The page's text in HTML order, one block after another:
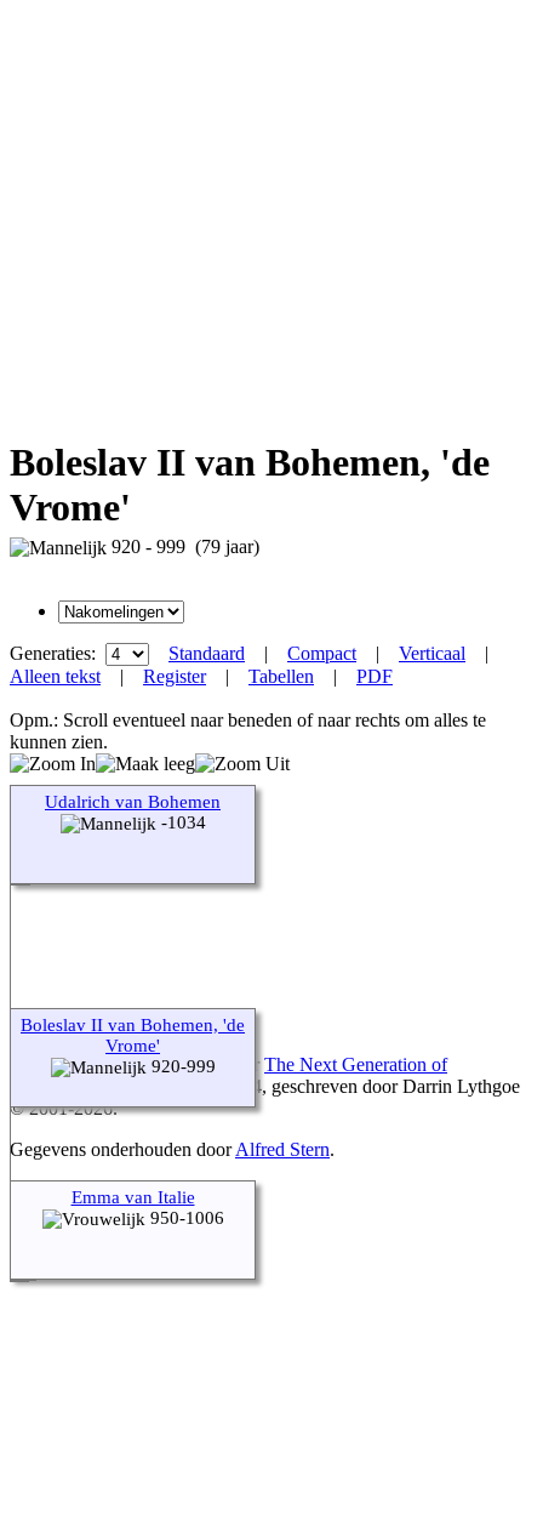
Boleslav II van Bohemen, 'de
Vrome'
920 - 999 (79 jaar)
Generaties: Standaard | Compact| Verticaal |
Alleen tekst| Register| Tabellen | PDF
Opm.: Scroll eventueel naar beneden of naar rechts om alles te
kunnen zien.
Udalrich van Bohemen
-1034
Boleslav II van Bohemen, 'de
Vrome'
920-999
Emma van Italie
950-1006
Deze site werd aangemaakt door The Next Generation of
v. 15.0.4, geschreven door Darrin Lythgoe
© 2001-2026.
Gegevens onderhouden doorAlfred Stern.
Ga naar standaard site